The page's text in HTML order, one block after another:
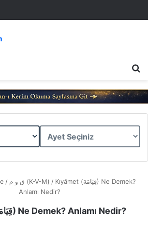
/ ق و م (K-V-M) / Kıyâmet (قِيَامَة) Ne Demek?
Anlamı Nedir?
Kıyâmet (قِيَامَة) Ne Demek? Anlamı Nedir?